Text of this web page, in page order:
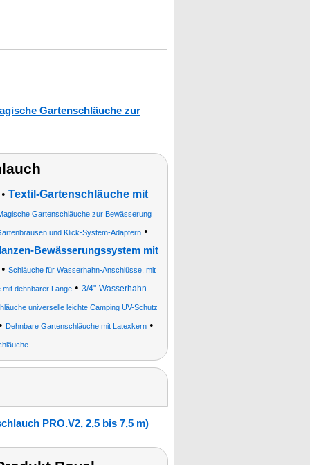
Gartenschläuche zur
• Textil-Gartenschläuche mit
Gartenschläuche zur Bewässerung
und Klick-System-Adaptern•
Bewässerungssystem mit
Schläuche für Wasserhahn-Anschlüsse, mit
dehnbarer Länge• 3/4"-Wasserhahn-
universelle leichte Camping UV-Schutz
• Dehnbare Gartenschläuche mit Latexkern •
PRO.V2, 2,5 bis 7,5 m)